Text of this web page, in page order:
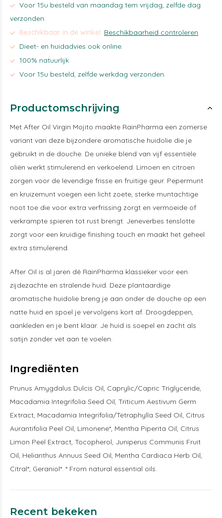
Voor 15u besteld van maandag tem vrijdag, zelfde dag
verzonden.
Beschikbaar in de winkel: Beschikbaarheid controleren
Dieet- en huidadvies ook online.
100% natuurlijk
Voor 15u besteld, zelfde werkdag verzonden.
Productomschrijving
Met After Oil Virgin Mojito maakte RainPharma een zomerse
variant van deze bijzondere aromatische huidolie die je
gebruikt in de douche. De unieke blend van vijf essentiële
oliën werkt stimulerend en verkoelend. Limoen en citroen
zorgen voor de levendige frisse en fruitige geur. Pepermunt
en kruizemunt voegen een licht zoete, sterke muntachtige
noot toe die voor extra verfrissing zorgt en vermoeide of
verkrampte spieren tot rust brengt. Jeneverbes tenslotte
zorgt voor een kruidige finishing touch en maakt het geheel
extra stimulerend.
After Oil is al jaren dé RainPharma klassieker voor een
zijdezachte en stralende huid. Deze plantaardige
aromatische huidolie breng je aan onder de douche op een
natte huid en spoel je vervolgens kort af. Droogdeppen,
aankleden en je bent klaar. Je huid is soepel en zacht als
satijn zonder vet aan te voelen.
Ingrediënten
Prunus Amygdalus Dulcis Oil, Caprylic/Capric Triglyceride,
Macadamia Integrifolia Seed Oil, Triticum Aestivum Germ
Extract, Macadamia Integrifolia/Tetraphylla Seed Oil, Citrus
Aurantifolia Peel Oil, Limonene*, Mentha Piperita Oil, Citrus
Limon Peel Extract, Tocopherol, Juniperus Communis Fruit
Oil, Helianthus Annuus Seed Oil, Mentha Cardiaca Herb Oil,
Citral*, Geraniol*. * From natural essential oils.
Recent bekeken